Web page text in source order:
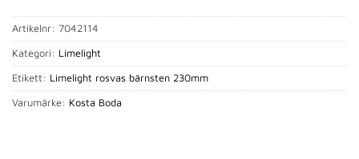
Artikelnr: 7042114
Kategori: Limelight
Etikett: Limelight rosvas bärnsten 230mm
Varumärke: Kosta Boda